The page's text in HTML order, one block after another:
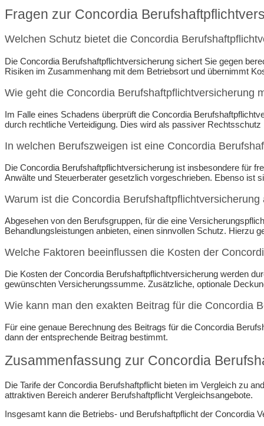
Fragen zur Concordia
Welchen Schutz bietet die Concordia
Die Concordia Berufshaftpflichtversicherung sichert Sie gegen
Risiken im Zusammenhang mit dem Betriebsort und übernimmt
Wie geht die Concordia Berufshaftpflichtversicherung
Im Falle eines Schadens überprüft die Concordia
durch rechtliche Verteidigung. Dies wird als passiver
In welchen Berufszweigen ist eine Concordia
Die Concordia Berufshaftpflichtversicherung ist insbesondere für
Anwälte und Steuerberater gesetzlich vorgeschrieben. Ebenso ist
Warum ist die Concordia
Abgesehen von den Berufsgruppen, für die eine
Behandlungsleistungen anbieten, einen sinnvollen Schutz. Hierzu
Welche Faktoren beeinflussen die Kosten der
Die Kosten der Concordia Berufshaftpflichtversicherung werden
gewünschten Versicherungssumme. Zusätzliche, optionale
Wie kann man den exakten Beitrag für die Concordia
Für eine genaue Berechnung des Beitrags für die Concordia
dann der entsprechende Beitrag bestimmt.
Zusammenfassung zur Concordia
Die Tarife der Concordia Berufshaftpflicht bieten im Vergleich zu
attraktiven Bereich anderer Berufshaftpflicht Vergleichsangebote.
Insgesamt kann die Betriebs- und Berufshaftpflicht der Concordia